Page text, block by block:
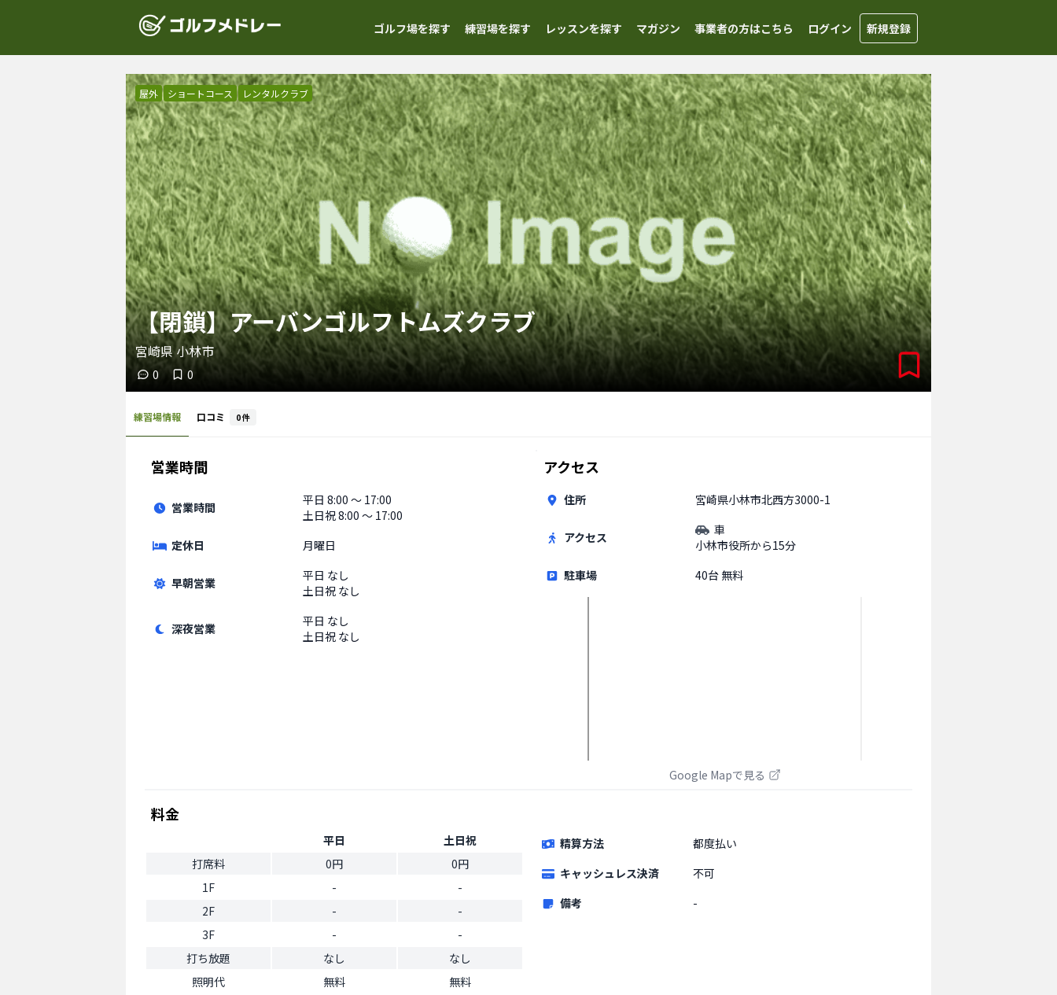
ゴルフ場を探す 練習場を探す レッスンを探す マガジン 事業者の方はこちら ログイン 新規登録
屋外 ショートコース レンタルクラブ
【閉鎖】アーバンゴルフトムズクラブ
宮崎県 小林市
0 0
練習場情報 口コミ 0件
営業時間
営業時間 平日 8:00 〜 17:00
土日祝8:00 〜 17:00
定休日
月曜日
早朝営業 平日 なし
土日祝 なし
深夜営業 平日 なし
土日祝 なし
アクセス
住所 宮崎県小林市北西方3000-1
アクセス
車
小林市役所から15分
駐車場
40台 無料
Google Mapで見る
料金
平日
土日祝
打席料
0円
0円
1F
-
-
2F
-
-
3F
-
-
打ち放題
なし
なし
照明代
無料 無料
精算方法
都度払い
キャッシュレス決済
不可
備考
-